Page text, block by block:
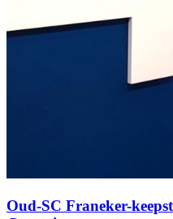
Oud-SC Franeker-